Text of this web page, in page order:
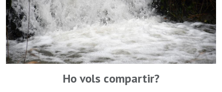
Ho vols compartir?